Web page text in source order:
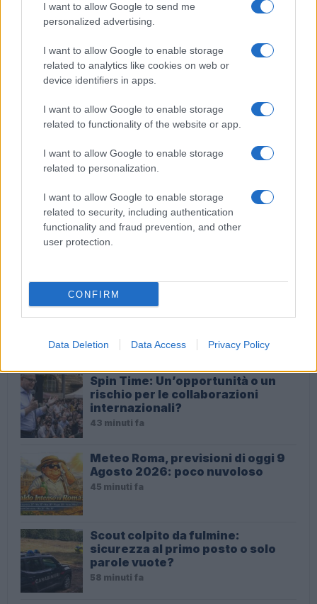
I want to allow Google to send me
personalized advertising.
I want to allow Google to enable storage
related to analytics like cookies on web or
device identifiers in apps.
I want to allow Google to enable storage
related to functionality of the website or app.
I want to allow Google to enable storage
related to personalization.
I want to allow Google to enable storage
related to security, including authentication
functionality and fraud prevention, and other
user protection.
CONFIRM
Data Deletion Data Access Privacy Policy
Christmas World a Roma, la Capitale ospiterà il
villaggio natalizio più grande d’Europa
Alla Galleria Giovanni XXIII arriva l’autovelox. Multe
per chi supera il limite. Dal 30 marzo
voci
ULTIME NOTIZIE
Spin Time: Un’opportunità o un
rischio per le collaborazioni
internazionali?
43 minuti fa
Meteo Roma, previsioni di oggi 9
Agosto 2026: poco nuvoloso
45 minuti fa
Scout colpito da fulmine:
sicurezza al primo posto o solo
parole vuote?
58 minuti fa